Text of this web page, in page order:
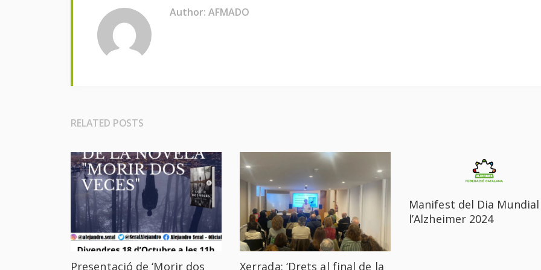
Author: AFMADO
RELATED POSTS
Presentació de ‘Morir dos Xerrada: ‘Drets al final de la
Manifest del Dia
l’Alzheimer 2024